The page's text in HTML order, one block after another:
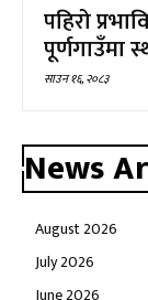
पहिरो
पूर्णगाउँमा
साउन १६, २०८३
News
August 2026
July 2026